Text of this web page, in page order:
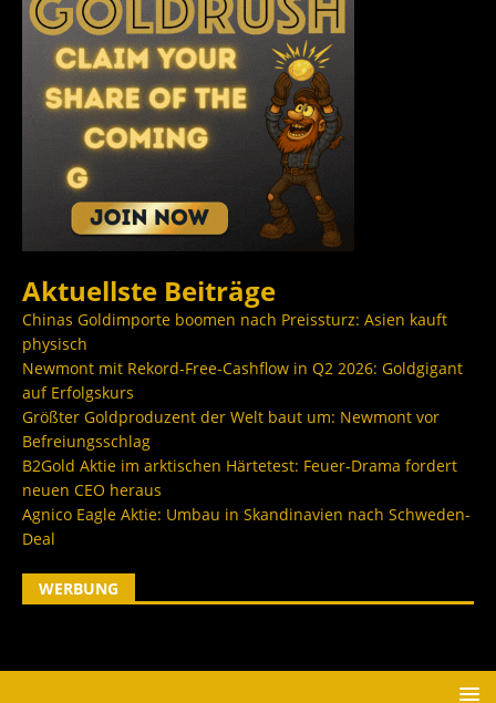
Aktuellste Beiträge
Chinas Goldimporte boomen nach Preissturz: Asien kauft
physisch
Newmont mit Rekord-Free-Cashflow in Q2 2026: Goldgigant
auf Erfolgskurs
Größter Goldproduzent der Welt baut um: Newmont vor
Befreiungsschlag
B2Gold Aktie im arktischen Härtetest: Feuer-Drama fordert
neuen CEO heraus
Agnico Eagle Aktie: Umbau in Skandinavien nach Schweden-
Deal
WERBUNG